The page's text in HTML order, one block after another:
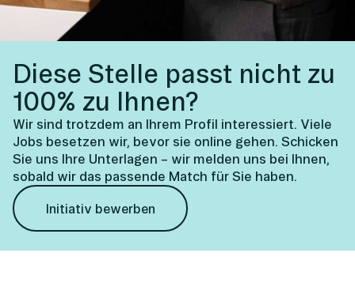
Diese Stelle passt nicht zu
100% zu Ihnen?
Wir sind trotzdem an Ihrem Profil interessiert. Viele
Jobs besetzen wir, bevor sie online gehen. Schicken
Sie uns Ihre Unterlagen – wir melden uns bei Ihnen,
sobald wir das passende Match für Sie haben.
Initiativ bewerben